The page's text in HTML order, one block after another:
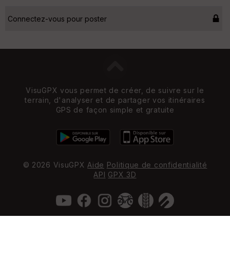
Connectez-vous pour poster
VisuGPX vous permet de créer, de suivre sur le
terrain, d'analyser et de partager vos itinéraires
GPS de façon simple et gratuite
© 2026 VisuGPX Aide Politique de confidentialité
API GPX 3D